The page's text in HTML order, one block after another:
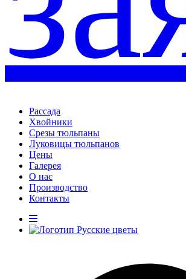
Рассада
Хвойники
Срезы тюльпаны
Луковицы тюльпанов
Цены
Галерея
О нас
Производство
Контакты